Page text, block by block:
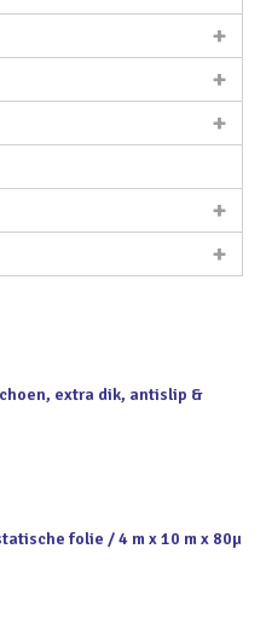
extra dik, antislip &
folie / 4 m x 10 m x 80µ